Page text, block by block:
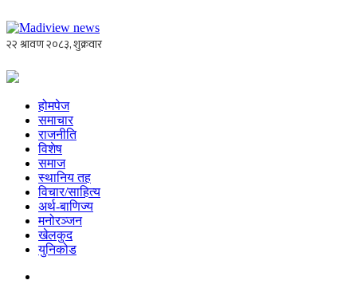
होमपेज
समाचार
राजनीति
विशेष
समाज
स्थानिय तह
विचार/साहित्य
अर्थ-बाणिज्य
मनोरञ्जन
खेलकुद
युनिकोड